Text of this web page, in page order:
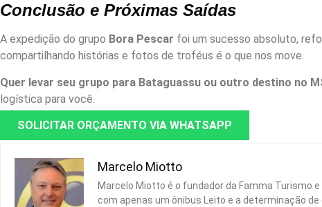
Conclusão e Próximas Saídas
A expedição do grupo Bora Pescar foi um sucesso absoluto,
compartilhando histórias e fotos de troféus é o que nos move.
Quer levar seu grupo para Bataguassu ou outro destino no
logística para você.
SOLICITAR ORÇAMENTO VIA WHATSAPP
Marcelo Miotto
Marcelo Miotto é o fundador da Famma Turismo
com apenas um ônibus Leito e a determinação